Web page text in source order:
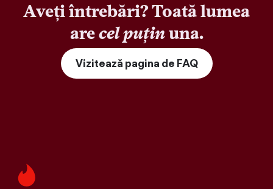
Aveți întrebări? Toată lumea
arecel puținuna.
Vizitează pagina de FAQ